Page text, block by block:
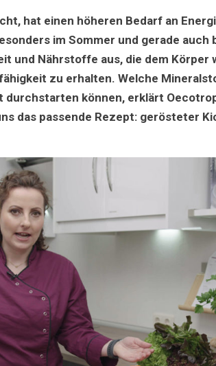
hat einen höheren Bedarf an
im Sommer und gerade auch
und Nährstoffe aus, die dem
zu erhalten. Welche
durchstarten können, erklärt
das passende Rezept: gerösteter